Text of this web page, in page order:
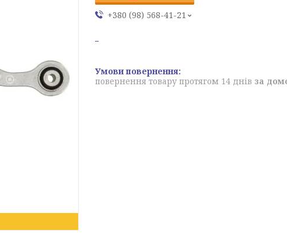
+380 (98) 568-41-21
повернення товару протягом 14 днів за